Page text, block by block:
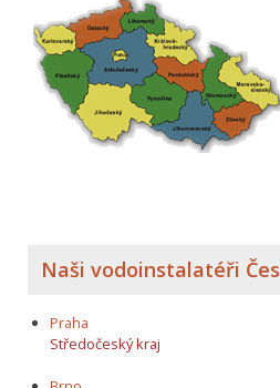
Naši vodoinstalatéři
Praha
Středočeský kraj